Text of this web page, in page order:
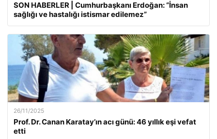
SON HABERLER | Cumhurbaşkanı Erdoğan: “İnsan
sağlığı ve hastalığı istismar edilemez”
26/11/2025
Prof. Dr. Canan Karatay’ın acı günü: 46 yıllık eşi vefat
etti